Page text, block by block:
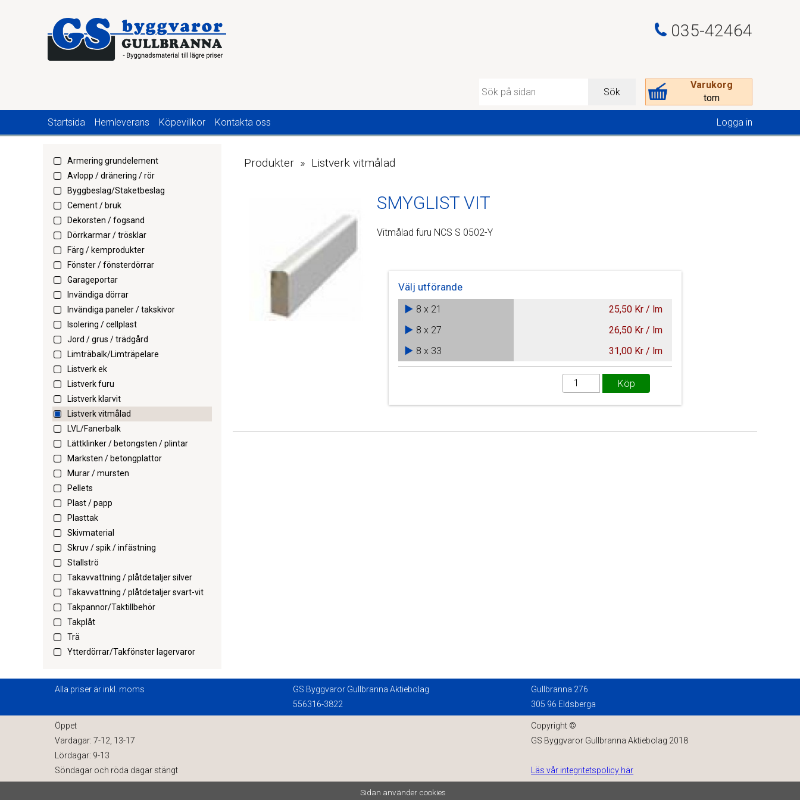
035-42464
Varukorg
tom
Sök
Startsida Hemleverans Köpevillkor Kontakta oss Logga in
Armering grundelement
Avlopp / dränering / rör
Byggbeslag/Staketbeslag
Cement / bruk
Dekorsten / fogsand
Dörrkarmar / trösklar
Färg / kemprodukter
Fönster / fönsterdörrar
Garageportar
Invändiga dörrar
Invändiga paneler / takskivor
Isolering / cellplast
Jord / grus / trädgård
Limträbalk/Limträpelare
Listverk ek
Listverk furu
Listverk klarvit
Listverk vitmålad
LVL/Fanerbalk
Lättklinker / betongsten / plintar
Marksten / betongplattor
Murar / mursten
Pellets
Plast / papp
Plasttak
Skivmaterial
Skruv / spik / infästning
Stallströ
Takavvattning / plåtdetaljer silver
Takavvattning / plåtdetaljer svart-vit
Takpannor/Taktillbehör
Takplåt
Trä
Ytterdörrar/Takfönster lagervaror
Produkter » Listverk vitmålad
SMYGLIST VIT
Vitmålad furu NCS S 0502-Y
Välj utförande
8 x 21
25,50 Kr / lm
8 x 27
26,50 Kr / lm
8 x 33
31,00 Kr / lm
Alla priser är inkl. moms
GS Byggvaror Gullbranna Aktiebolag
556316-3822
Gullbranna 276
305 96 Eldsberga
Öppet
Vardagar: 7-12, 13-17
Lördagar: 9-13
Söndagar och röda dagar stängt
Copyright ©
GS Byggvaror Gullbranna Aktiebolag 2018
Läs vår integritetspolicy här
Sidan använder cookies